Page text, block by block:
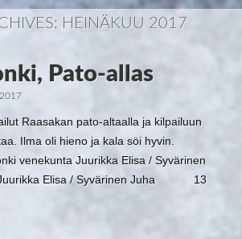
HEINÄKUU 2017
Pato-allas
Raasakan pato-altaalla ja kilpailuun
Ilma oli hieno ja kala söi hyvin.
venekunta Juurikka Elisa / Syvärinen
Elisa / Syvärinen Juha 13